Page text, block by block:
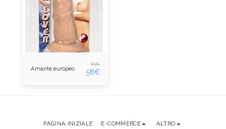
Amante europeo
65€
58€
PAGINA INIZIALE E-COMMERCE ALTRO